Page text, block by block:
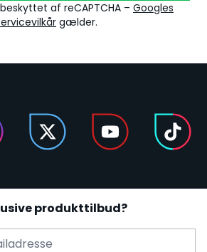
af reCAPTCHA – Googles
gælder.
produkttilbud?